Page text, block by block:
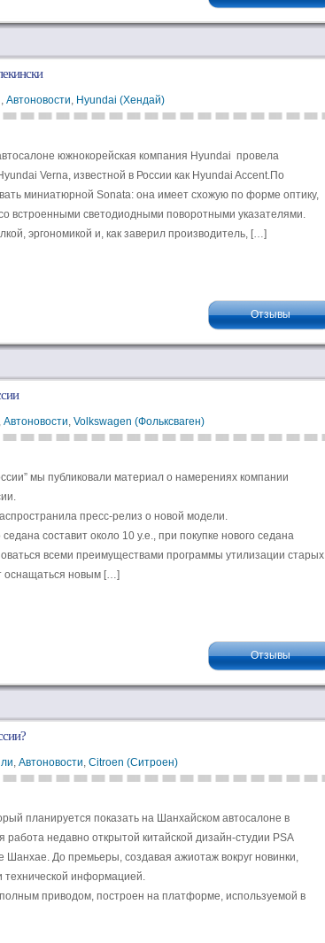
, Автоновости, Hyundai (Хендай)
южнокорейская компания Hyundai провела
Verna, известной в России как Hyundai Accent.По
миниатюрной Sonata: она имеет схожую по форме оптику,
встроенными светодиодными поворотными указателями.
эргономикой и, как заверил производитель, […]
Отзывы
, Автоновости, Volkswagen (Фольксваген)
мы публиковали материал о намерениях компании
пресс-релиз о новой модели.
составит около 10 у.е., при покупке нового седана
всеми преимуществами программы утилизации старых
оснащаться новым […]
Отзывы
, Автоновости, Citroen (Ситроен)
планируется показать на Шанхайском автосалоне в
недавно открытой китайской дизайн-студии PSA
До премьеры, создавая ажиотаж вокруг новинки,
технической информацией.
приводом, построен на платформе, используемой в